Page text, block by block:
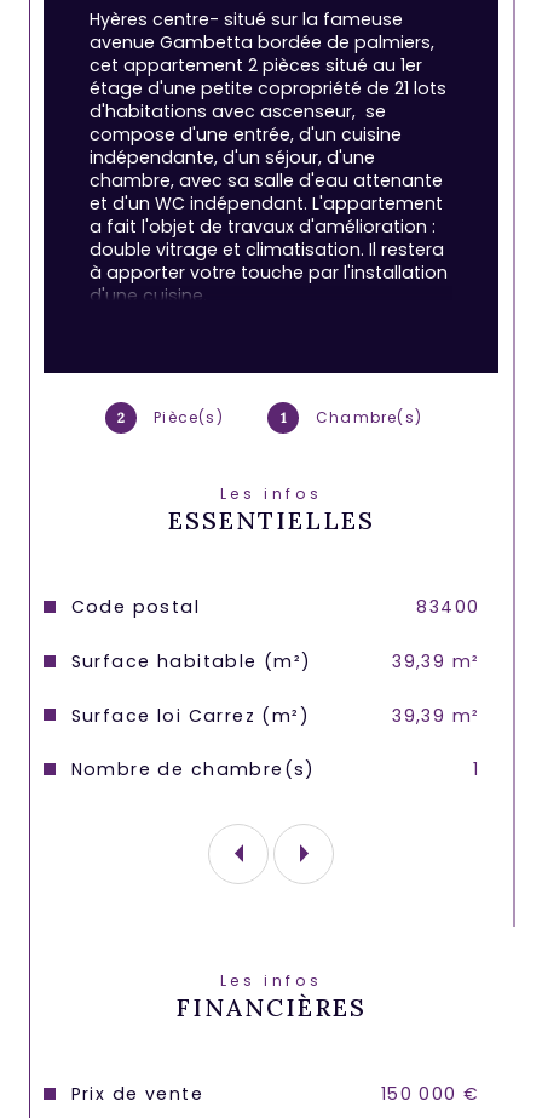
2 Pièce(s) 1 Chambre(s)
Les infos
ESSENTIELLES
Caractéristiques Valeurs
Code postal 83400
Surface habitable (m²) 39,39 m²
Surface loi Carrez (m²) 39,39 m²
Nombre de chambre(s) 1
Hyères centre- situé sur la fameuse
avenue Gambetta bordée de palmiers,
cet appartement 2 pièces situé au 1er
étage d'une petite copropriété de 21 lots
d'habitations avec ascenseur,  se
compose d'une entrée, d'un cuisine
indépendante, d'un séjour, d'une
chambre, avec sa salle d'eau attenante
et d'un WC indépendant. L'appartement
a fait l'objet de travaux d'amélioration :
double vitrage et climatisation. Il restera
à apporter votre touche par l'installation
d'une cuisine.
idéal pour de l'investissement locatif ou
pour un pied à terre en coeur de ville.
ce bien est exposé sont disponibles sur
le site Géorisques : georisques. gouv. fr.
Les infos
FINANCIÈRES
Prix de vente 150 000 €